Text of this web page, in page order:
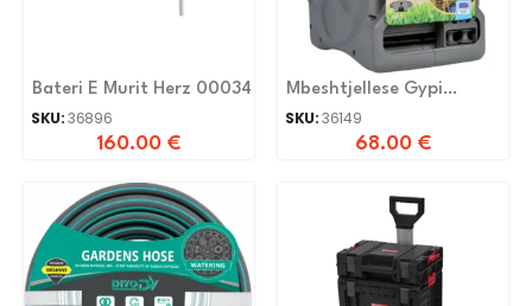
Bateri E Murit Herz 00034
SKU:36896
160.00 €
Mbeshtjellese Gypi
Manual 25M
SKU:36149
68.00 €